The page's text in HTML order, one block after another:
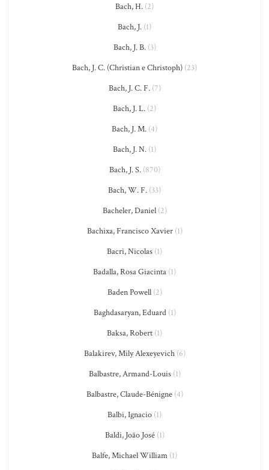
Bach, H. (2)
Bach, J. (1)
Bach, J. B.(3)
Bach, J. C. (Christian e Christoph) (23)
Bach, J. C. F.(7)
Bach, J. L. (2)
Bach, J. M. (4)
Bach, J. N. (1)
Bach, J. S.(870)
Bach, W. F. (33)
Bacheler, Daniel(2)
Bachixa, Francisco Xavier(1)
Bacri, Nicolas (1)
Badalla, Rosa Giacinta (1)
Baden Powell(2)
Baghdasaryan, Eduard(1)
Baksa, Robert (1)
Balakirev, Mily Alexeyevich(6)
Balbastre, Armand-Louis(1)
Balbastre, Claude-Bénigne(4)
Balbi, Ignacio (1)
Baldi, João José(1)
Balfe, Michael William (1)